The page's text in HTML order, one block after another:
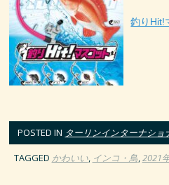
釣りHit!
POSTED IN ターリンインターナショ
TAGGED かわいい, インコ・鳥,2021